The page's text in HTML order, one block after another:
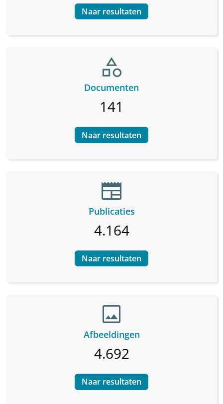
Naar resultaten
category
Documenten
141
Naar resultaten
newspaper
Publicaties
4.164
Naar resultaten
image
Afbeeldingen
4.692
Naar resultaten